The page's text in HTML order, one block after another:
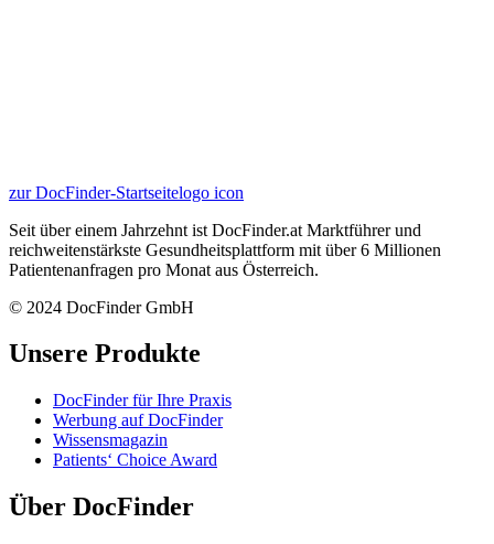
zur DocFinder-Startseitelogo icon
Seit über einem Jahrzehnt ist DocFinder.at Marktführer und
reichweitenstärkste Gesundheitsplattform mit über 6 Millionen
Patientenanfragen pro Monat aus Österreich.
© 2024 DocFinder GmbH
Unsere Produkte
DocFinder für Ihre Praxis
Werbung auf DocFinder
Wissensmagazin
Patients‘ Choice Award
Über DocFinder